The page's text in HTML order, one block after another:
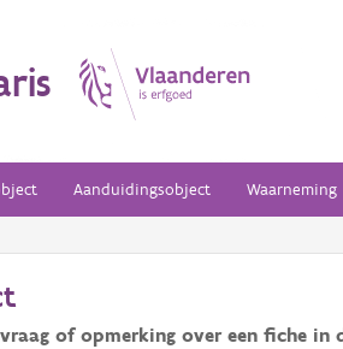
Aanduidingsobject Waarneming
vraag of opmerking over een fiche in